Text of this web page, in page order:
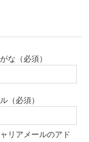
な（必須）
（必須）
リアメールのアド